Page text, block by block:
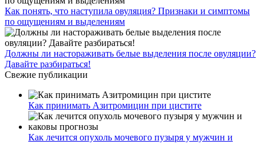
Как понять, что наступила овуляция? Признаки и симптомы
по ощущениям и выделениям
Должны ли настораживать белые выделения после овуляции?
Давайте разбираться!
Свежие публикации
Как принимать Азитромицин при цистите
Как лечится опухоль мочевого пузыря у мужчин и